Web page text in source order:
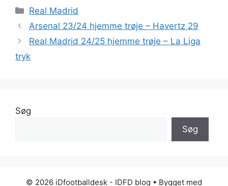
Kategorier
Real Madrid
Arsenal 23/24 hjemme trøje – Havertz 29
Real Madrid 24/25 hjemme trøje – La Liga
tryk
Søg
Søg
© 2026 iDfootballdesk - IDFD blog • Bygget med